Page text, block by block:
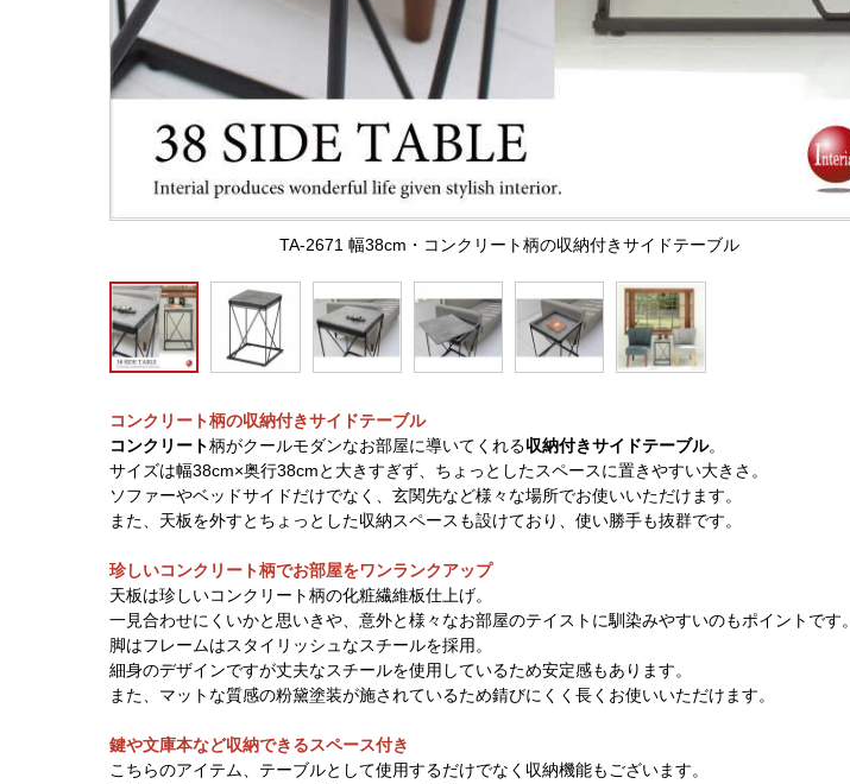
TA-2671 幅38cm・コンクリート柄の収納付きサイドテーブル
コンクリート柄の収納付きサイドテーブル
コンクリート柄がクールモダンなお部屋に導いてくれる収納付きサイドテーブル。
サイズは幅38cm×奥行38cmと大きすぎず、ちょっとしたスペースに置きやすい大きさ。
ソファーやベッドサイドだけでなく、玄関先など様々な場所でお使いいただけます。
また、天板を外すとちょっとした収納スペースも設けており、使い勝手も抜群です。
珍しいコンクリート柄でお部屋をワンランクアップ
天板は珍しいコンクリート柄の化粧繊維板仕上げ。
一見合わせにくいかと思いきや、意外と様々なお部屋のテイストに馴染みやすいのもポイントです。
脚はフレームはスタイリッシュなスチールを採用。
細身のデザインですが丈夫なスチールを使用しているため安定感もあります。
また、マットな質感の粉黛塗装が施されているため錆びにくく長くお使いいただけます。
鍵や文庫本など収納できるスペース付き
こちらのアイテム、テーブルとして使用するだけでなく収納機能もございます。